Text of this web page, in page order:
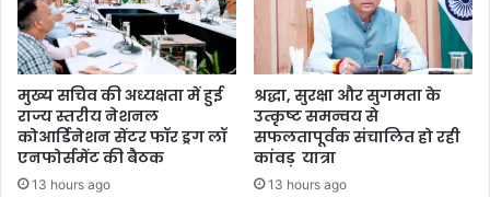
मुख्य सचिव की अध्यक्षता में हुई
राज्य स्तरीय नेशनल
कोआर्डिनेशन सेंटर फॉर ड्रग लॉ
एनफोर्समेंट की बैठक
13 hours ago
श्रद्धा, सुरक्षा और सुगमता के
उत्कृष्ट समन्वय से
सफलतापूर्वक संचालित हो रही
कांवड़ यात्रा
13 hours ago